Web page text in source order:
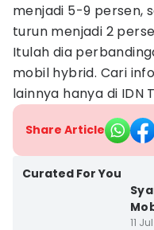
menjadi 5-9 persen,
turun menjadi 2
Itulah dia
mobil hybrid. Cari
lainnya hanya di IDN
Share Article
Curated For You
11